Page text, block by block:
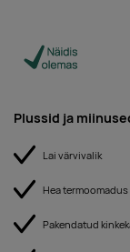
Plussid ja
Lai värvivalik
Hea termoomadus
Pakendatud